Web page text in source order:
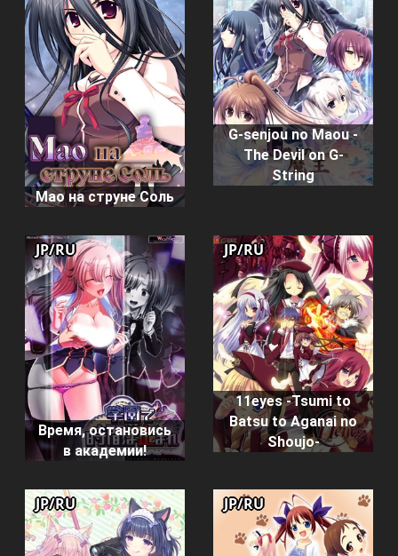
Мао на струне Соль
G-senjou no Maou -
The Devil on G-
String
Время, остановись
в академии!
JP/RU
11eyes -Tsumi to
Batsu to Aganai no
Shoujo-
JP/RU
JP/RU JP/RU